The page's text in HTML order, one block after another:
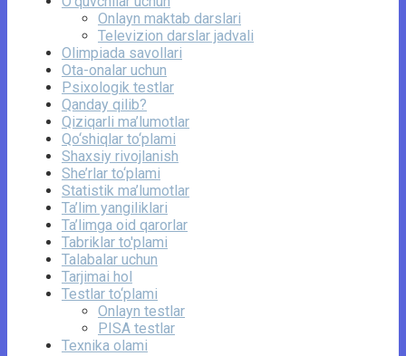
Onlayn maktab darslari
Televizion darslar jadvali
Olimpiada savollari
Ota-onalar uchun
Psixologik testlar
Qanday qilib?
Qiziqarli ma’lumotlar
Qo‘shiqlar to‘plami
Shaxsiy rivojlanish
She’rlar to‘plami
Statistik ma’lumotlar
Ta’lim yangiliklari
Ta’limga oid qarorlar
Tabriklar to'plami
Talabalar uchun
Tarjimai hol
Testlar to‘plami
Onlayn testlar
PISA testlar
Texnika olami